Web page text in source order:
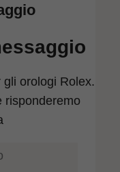
orologi Rolex.
risponderemo